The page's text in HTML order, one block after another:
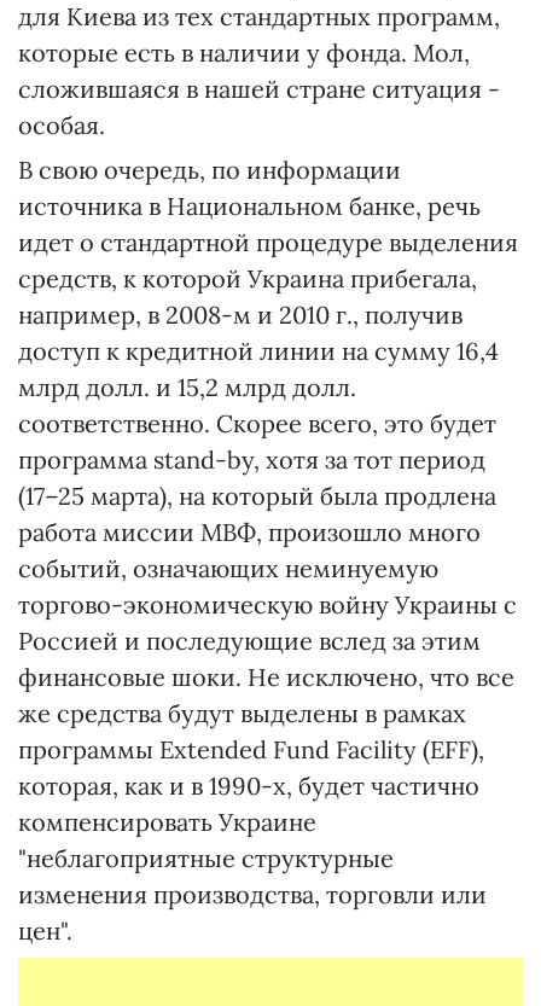
для Киева из тех стандартных программ,
которые есть в наличии у фонда. Мол,
сложившаяся в нашей стране ситуация -
особая.
В свою очередь, по информации
источника в Национальном банке, речь
идет о стандартной процедуре выделения
средств, к которой Украина прибегала,
например, в 2008-м и 2010 г., получив
доступ к кредитной линии на сумму 16,4
млрд долл. и 15,2 млрд долл.
соответственно. Скорее всего, это будет
программа stand-by, хотя за тот период
(17–25 марта), на который была продлена
работа миссии МВФ, произошло много
событий, означающих неминуемую
торгово-экономическую войну Украины с
Россией и последующие вслед за этим
финансовые шоки. Не исключено, что все
же средства будут выделены в рамках
программы Extended Fund Facility (EFF),
которая, как и в 1990-х, будет частично
компенсировать Украине
"неблагоприятные структурные
изменения производства, торговли или
цен".